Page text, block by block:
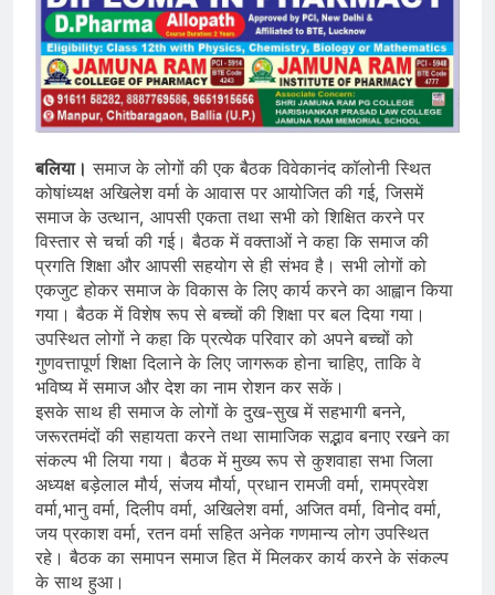
बलिया। समाज के लोगों की एक बैठक विवेकानंद कॉलोनी स्थित
कोषांध्यक्ष अखिलेश वर्मा के आवास पर आयोजित की गई, जिसमें
समाज के उत्थान, आपसी एकता तथा सभी को शिक्षित करने पर
विस्तार से चर्चा की गई। बैठक में वक्ताओं ने कहा कि समाज की
प्रगति शिक्षा और आपसी सहयोग से ही संभव है। सभी लोगों को
एकजुट होकर समाज के विकास के लिए कार्य करने का आह्वान किया
गया। बैठक में विशेष रूप से बच्चों की शिक्षा पर बल दिया गया।
उपस्थित लोगों ने कहा कि प्रत्येक परिवार को अपने बच्चों को
गुणवत्तापूर्ण शिक्षा दिलाने के लिए जागरूक होना चाहिए, ताकि वे
भविष्य में समाज और देश का नाम रोशन कर सकें।
इसके साथ ही समाज के लोगों के दुख-सुख में सहभागी बनने,
जरूरतमंदों की सहायता करने तथा सामाजिक सद्भाव बनाए रखने का
संकल्प भी लिया गया। बैठक में मुख्य रूप से कुशवाहा सभा जिला
अध्यक्ष बड़ेलाल मौर्य, संजय मौर्या, प्रधान रामजी वर्मा, रामप्रवेश
वर्मा,भानु वर्मा, दिलीप वर्मा, अखिलेश वर्मा, अजित वर्मा, विनोद वर्मा,
जय प्रकाश वर्मा, रतन वर्मा सहित अनेक गणमान्य लोग उपस्थित
रहे। बैठक का समापन समाज हित में मिलकर कार्य करने के संकल्प
के साथ हुआ।